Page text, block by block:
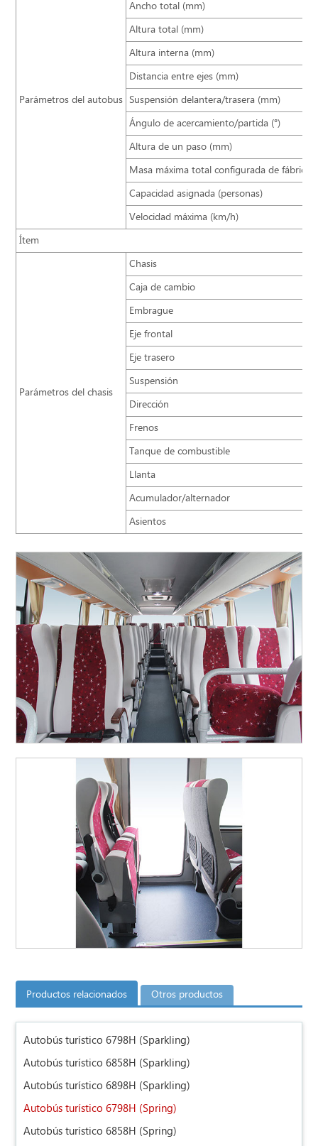
Parámetros del autobus
Ancho total (mm)
Altura total (mm)
Altura interna (mm)
Distancia entre ejes (mm)
Suspensión delantera/trasera (mm)
Ángulo de acercamiento/partida (°)
Altura de un paso (mm)
Masa máxima total configurada de fábrica
Capacidad asignada (personas)
Velocidad máxima (km/h)
Ítem
Parámetros del chasis
Chasis
Caja de cambio
Embrague
Eje frontal
Eje trasero
Suspensión
Dirección
Frenos
Tanque de combustible
Llanta
Acumulador/alternador
Asientos
Productos relacionados Otros productos
Autobús turístico 6798H (Sparkling)
Autobús turístico 6858H (Sparkling)
Autobús turístico 6898H (Sparkling)
Autobús turístico 6798H (Spring)
Autobús turístico 6858H (Spring)